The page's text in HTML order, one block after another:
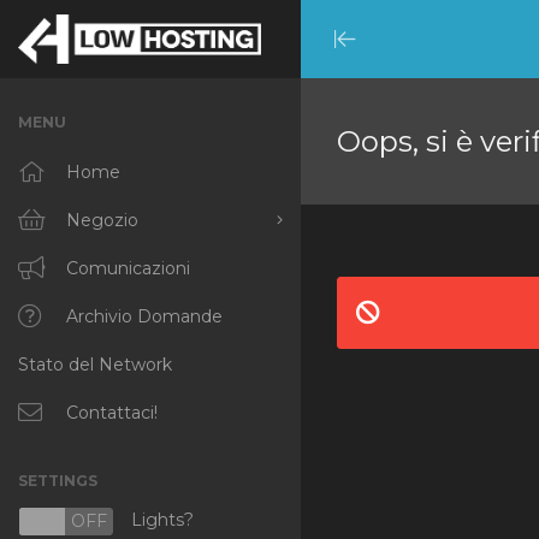
Minimize
Menu
MENU
Home
Negozio
Sfoglia tutto
RKVMPROTECTED
IKVMPROTECTED
XKVMPROTECTED
Protected Web Hosting
Comunicazioni
Archivio Domande
Stato del Network
Contattaci!
SETTINGS
OFF Lights?
Oops, si è